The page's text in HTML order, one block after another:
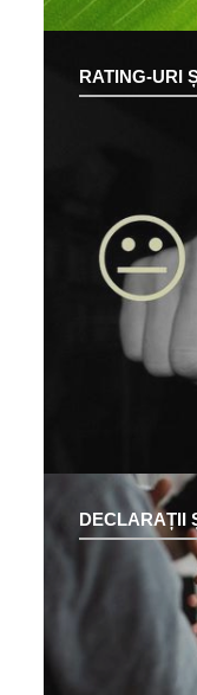
RATING-URI
DECLARAȚII